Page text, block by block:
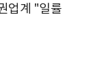
업계 "일률